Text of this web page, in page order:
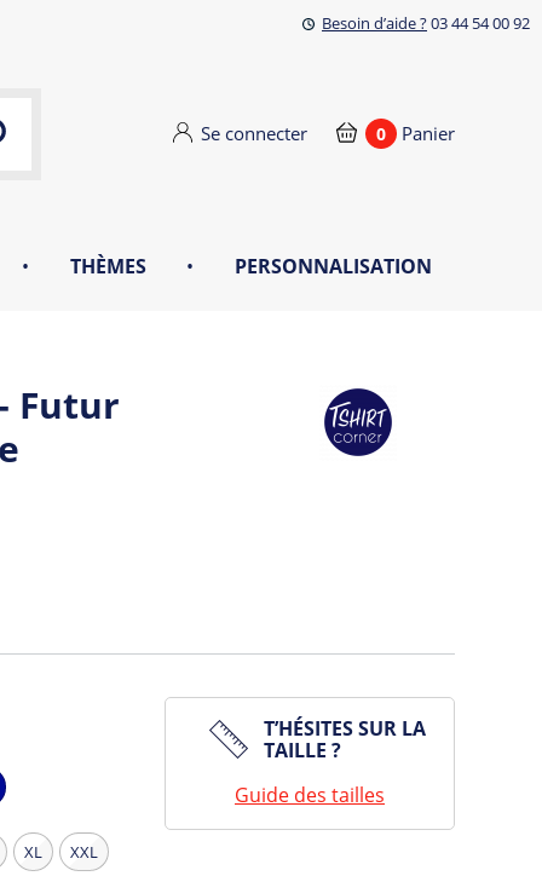
Besoin d’aide ?03 44 54 00 92
Se connecter 0 Panier
• THÈMES • PERSONNALISATION
Futur
XL XXL
T’HÉSITES SUR LA
TAILLE ?
Guide des tailles